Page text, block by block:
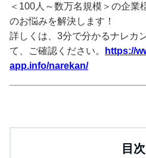
＜100人～数万名規模＞の企業
のお悩みを解決します！
詳しくは、3分で分かるナレカ
て、ご確認ください。
https://
app.info/narekan/
目次